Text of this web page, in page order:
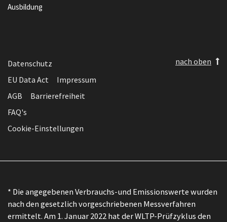
Ausbildung
Datenschutz
EU Data Act
Impressum
AGB
Barrierefreiheit
FAQ's
Cookie-Einstellungen
nach oben
* Die angegebenen Verbrauchs-und Emissionswerte wurden
nach den gesetzlich vorgeschriebenen Messverfahren
ermittelt. Am 1. Januar 2022 hat der WLTP-Prüfzyklus den